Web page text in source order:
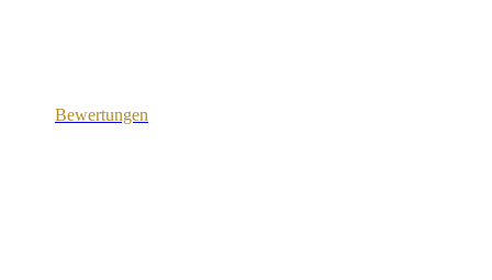
Bewertungen